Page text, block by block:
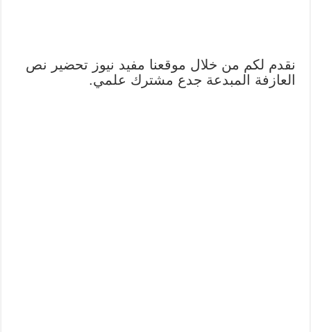
نقدم لكم من خلال موقعنا مفيد نيوز تحضير نص
العازفة المبدعة جدع مشترك علمي.